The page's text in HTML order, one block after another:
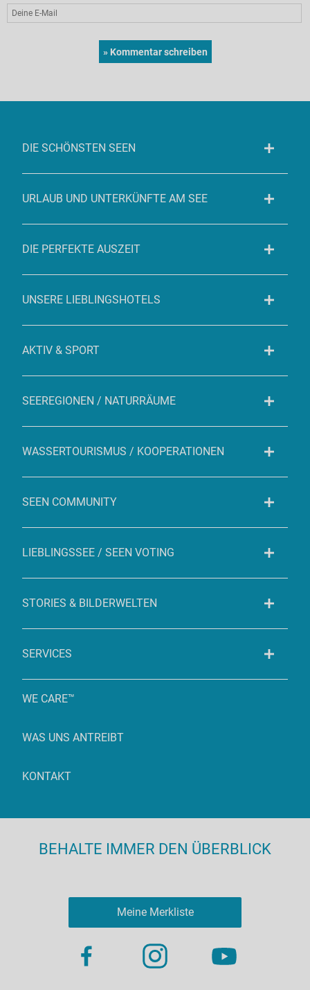
DIE SCHÖNSTEN SEEN
URLAUB UND UNTERKÜNFTE AM SEE
DIE PERFEKTE AUSZEIT
UNSERE LIEBLINGSHOTELS
AKTIV & SPORT
SEEREGIONEN / NATURRÄUME
WASSERTOURISMUS / KOOPERATIONEN
SEEN COMMUNITY
LIEBLINGSSEE / SEEN VOTING
STORIES & BILDERWELTEN
SERVICES
WE CARE™
WAS UNS ANTREIBT
KONTAKT
BEHALTE IMMER DEN ÜBERBLICK
Meine Merkliste